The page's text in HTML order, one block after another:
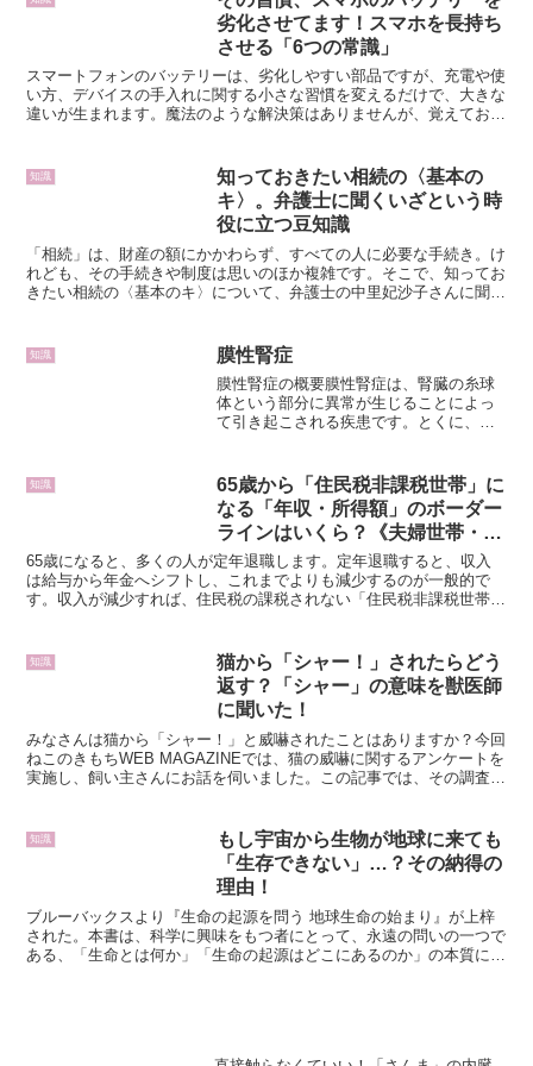
劣化させてます！スマホを長持ち
させる「6つの常識」
スマートフォンのバッテリーは、劣化しやすい部品ですが、充電や使
い方、デバイスの手入れに関する小さな習慣を変えるだけで、大きな
違いが生まれます。魔法のような解決策はありませんが、覚えておく
知識
知っておきたい相続の〈基本の
キ〉。弁護士に聞くいざという時
役に立つ豆知識
「相続」は、財産の額にかかわらず、すべての人に必要な手続き。け
れども、その手続きや制度は思いのほか複雑です。そこで、知ってお
きたい相続の〈基本のキ〉について、弁護士の中里妃沙子さんに聞き
知識 膜性腎症
膜性腎症の概要膜性腎症は、腎臓の糸球
体という部分に異常が生じることによっ
て引き起こされる疾患です。とくに、
小さな構造で、腎臓には約100万個存在し
ており、血...
知識
65歳から「住民税非課税世帯」に
なる「年収・所得額」のボーダー
ラインはいくら？《夫婦世帯・単
身世帯》住民税非課税世帯向けの
「支援制度」や「優遇措置」と
は？
65歳になると、多くの人が定年退職します。定年退職すると、収入
は給与から年金へシフトし、これまでよりも減少するのが一般的で
す。収入が減少すれば、住民税の課税されない「住民税非課税世帯」
知識
猫から「シャー！」されたらどう
返す？「シャー」の意味を獣医師
に聞いた！
みなさんは猫から「シャー！」と威嚇されたことはありますか？今回
ねこのきもちWEB MAGAZINEでは、猫の威嚇に関するアンケートを
実施し、飼い主さんにお話を伺いました。この記事では、その調査内
知識
もし宇宙から生物が地球に来ても
「生存できない」…？その納得の
理由！
ブルーバックスより『生命の起源を問う 地球生命の始まり』が上梓
された。本書は、科学に興味をもつ者にとって、永遠の問いの一つで
ある、「生命とは何か」「生命の起源はどこにあるのか」の本質に迫